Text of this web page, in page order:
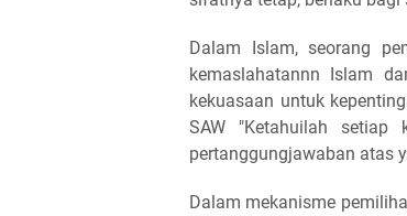
Dalam Islam, seorang
kemaslahatannn Islam
kekuasaan untuk
SAW "Ketahuilah
pertanggungjawaban atas
Dalam mekanisme